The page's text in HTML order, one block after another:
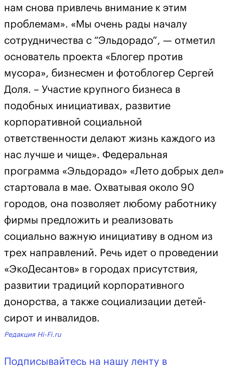
нам снова привлечь внимание к этим
проблемам». «Мы очень рады началу
сотрудничества с “Эльдорадо”, — отметил
основатель проекта «Блогер против
мусора», бизнесмен и фотоблогер Сергей
Доля. – Участие крупного бизнеса в
подобных инициативах, развитие
корпоративной социальной
ответственности делают жизнь каждого из
нас лучше и чище». Федеральная
программа «Эльдорадо» «Лето добрых дел»
стартовала в мае. Охватывая около 90
городов, она позволяет любому работнику
фирмы предложить и реализовать
социально важную инициативу в одном из
трех направлений. Речь идет о проведении
«ЭкоДесантов» в городах присутствия,
развитии традиций корпоративного
донорства, а также социализации детей-
сирот и инвалидов.
Редакция Hi-Fi.ru
Подписывайтесь на нашу ленту в